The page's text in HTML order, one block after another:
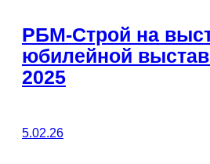
РБМ-Строй на
юбилейной
2025
5.02.26